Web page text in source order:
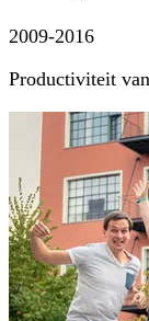
2009-2016
Productiviteit